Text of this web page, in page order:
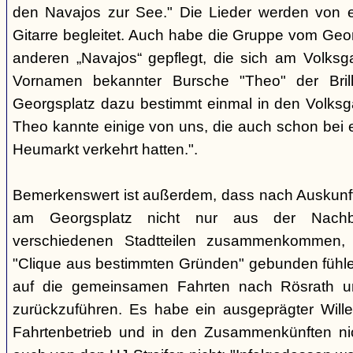
den Navajos zur See." Die Lieder werden von
Gitarre begleitet. Auch habe die Gruppe vom
anderen „Navajos“ gepflegt, die sich am
Vornamen bekannter Bursche "Theo" der
Georgsplatz dazu bestimmt einmal in den
Theo kannte einige von uns, die auch schon bei
Heumarkt verkehrt hatten.".
Bemerkenswert ist außerdem, dass nach
am Georgsplatz nicht nur aus der
verschiedenen Stadtteilen
"Clique aus bestimmten Gründen" gebunden
auf die gemeinsamen Fahrten nach Rösrath
zurückzuführen. Es habe ein ausgeprägter
Fahrtenbetrieb und in den Zusammenkünften